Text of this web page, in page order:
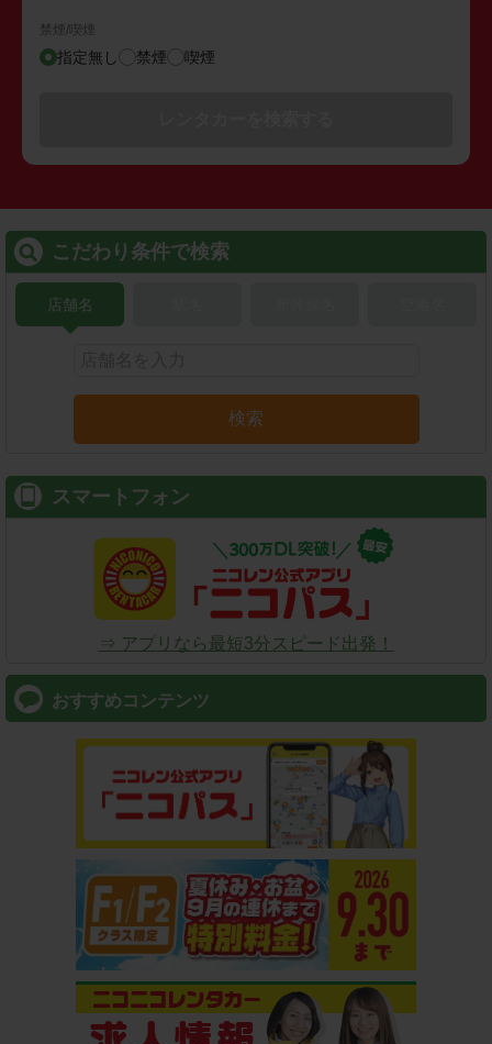
禁煙/喫煙
指定無し 禁煙 喫煙
こだわり条件で検索
店舗名
検索
スマートフォン
⇒ アプリなら最短3分スピード出発！
おすすめコンテンツ